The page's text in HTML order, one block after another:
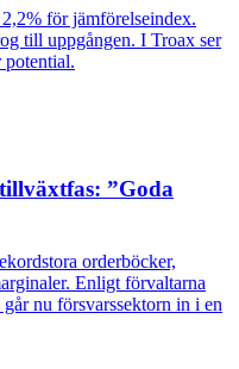
för jämförelseindex.
till uppgången. I Troax ser
potential.
”Goda
orderböcker,
Enligt förvaltarna
nu försvarssektorn in i en